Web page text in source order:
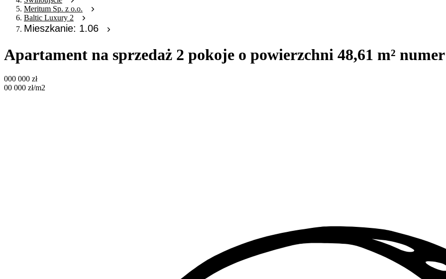
Meritum Sp. z o.o.
Baltic Luxury 2
Mieszkanie: 1.06
Apartament na sprzedaż 2 pokoje o powierzchni 48,61 m²
000 000 zł
00 000 zł/m2